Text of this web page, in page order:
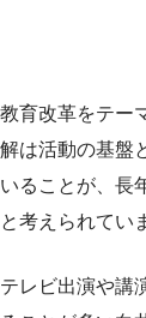
教育改革をテー
解は活動の基盤
いることが、長
と考えられてい
テレビ出演や講